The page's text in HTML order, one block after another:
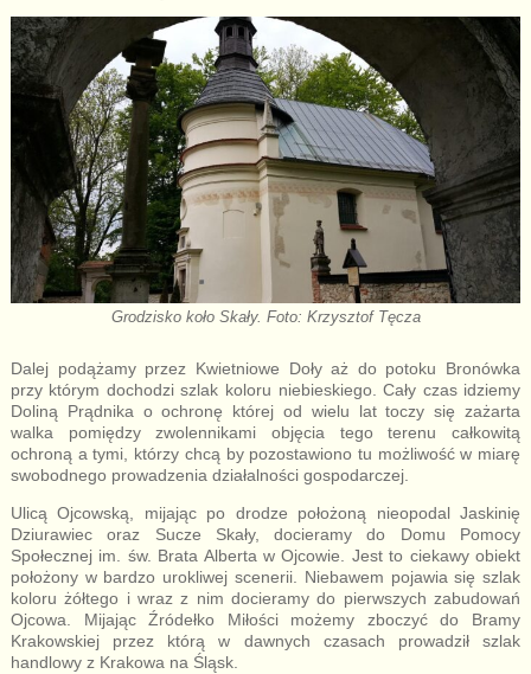
Grodzisko koło Skały. Foto: Krzysztof Tęcza
Dalej podążamy przez Kwietniowe Doły aż do potoku Bronówka
przy którym dochodzi szlak koloru niebieskiego. Cały czas idziemy
Doliną Prądnika o ochronę której od wielu lat toczy się zażarta
walka pomiędzy zwolennikami objęcia tego terenu całkowitą
ochroną a tymi, którzy chcą by pozostawiono tu możliwość w miarę
swobodnego prowadzenia działalności gospodarczej.
Ulicą Ojcowską, mijając po drodze położoną nieopodal Jaskinię
Dziurawiec oraz Sucze Skały, docieramy do Domu Pomocy
Społecznej im. św. Brata Alberta w Ojcowie. Jest to ciekawy obiekt
położony w bardzo urokliwej scenerii. Niebawem pojawia się szlak
koloru żółtego i wraz z nim docieramy do pierwszych zabudowań
Ojcowa. Mijając Źródełko Miłości możemy zboczyć do Bramy
Krakowskiej przez którą w dawnych czasach prowadził szlak
handlowy z Krakowa na Śląsk.